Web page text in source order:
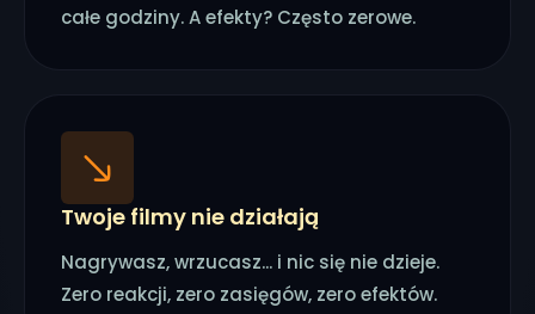
całe godziny. A efekty? Często zerowe.
Twoje filmy nie działają
Nagrywasz, wrzucasz... i nic się nie dzieje.
Zero reakcji, zero zasięgów, zero efektów.